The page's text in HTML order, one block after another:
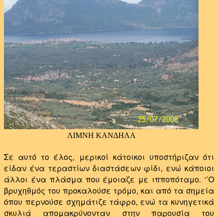
ΛΙΜΝΗ ΚΑΝΔΗΛΑ
Σε αυτό το έλος, μερικοί κάτοικοι υποστήριζαν ότι
είδαν ένα τεραστίων διαστάσεων φίδι, ενώ κάποιοι
άλλοι ένα πλάσμα που έμοιαζε με ιπποπόταμο. ‘’Ο
βρυχηθμός του προκαλούσε τρόμο, και από τα σημεία
όπου περνούσε σχημάτιζε τάφρο, ενώ τα κυνηγετικά
σκυλιά απομακρύνονταν στην παρουσία του